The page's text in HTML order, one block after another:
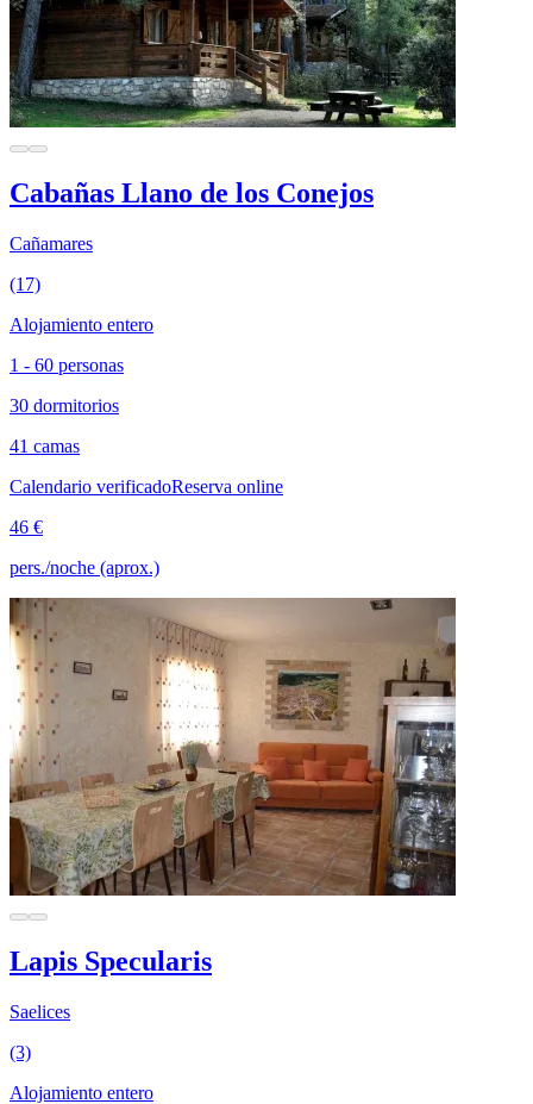
Cabañas Llano de los Conejos
Cañamares
(17)
Alojamiento entero
1 - 60 personas
30 dormitorios
41 camas
Calendario verificadoReserva online
46 €
pers./noche (aprox.)
Lapis Specularis
Saelices
(3)
Alojamiento entero